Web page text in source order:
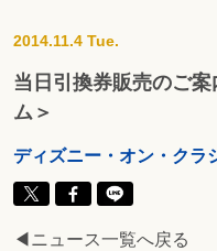
2014.11.4 Tue.
当日引換券販売のご
ム＞
ディズニー・オン・クラ
◀ニュース一覧へ戻る